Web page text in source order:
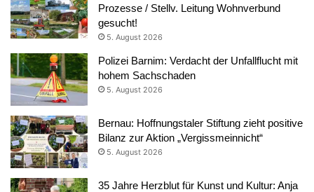
Prozesse / Stellv. Leitung Wohnverbund
gesucht!
5. August 2026
Polizei Barnim: Verdacht der Unfallflucht mit
hohem Sachschaden
5. August 2026
Bernau: Hoffnungstaler Stiftung zieht positive
Bilanz zur Aktion „Vergissmeinnicht“
5. August 2026
35 Jahre Herzblut für Kunst und Kultur: Anja